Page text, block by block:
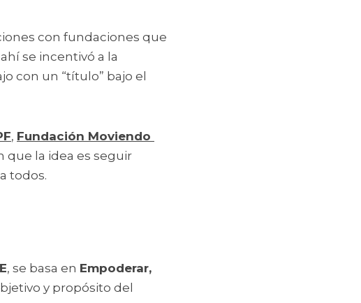
con fundaciones que
se incentivó a la
con un “título” bajo el
, Fundación Moviendo
que la idea es seguir
todos.
, se basa en Empoderar,
y propósito del